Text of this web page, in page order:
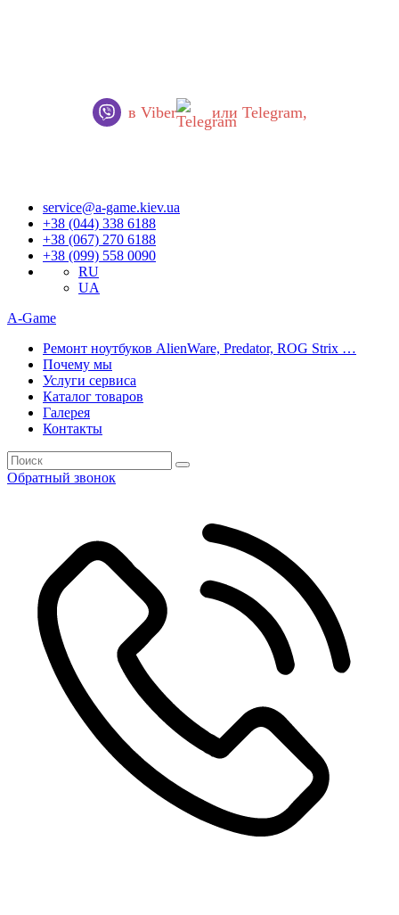
в Viber или Telegram,
service@a-game.kiev.ua
+38 (044) 338 6188
+38 (067) 270 6188
+38 (099) 558 0090
RU
UA
A-Game
Ремонт ноутбуков AlienWare, Predator, ROG Strix …
Почему мы
Услуги сервиса
Каталог товаров
Галерея
Контакты
Обратный звонок